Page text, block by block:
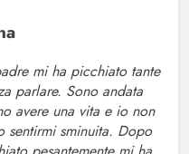
mi ha picchiato tante
parlare. Sono andata
avere una vita e io non
sentirmi sminuita. Dopo